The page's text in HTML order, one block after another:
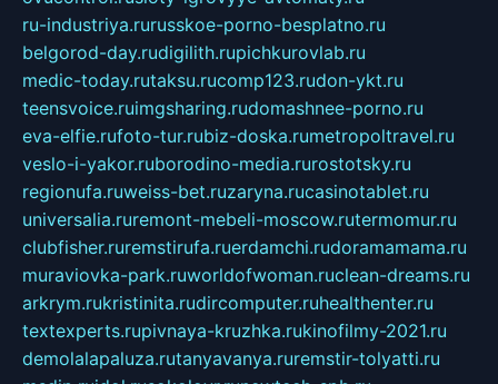
ru-industriya.rurusskoe-porno-besplatno.ru
belgorod-day.rudigilith.rupichkurovlab.ru
medic-today.rutaksu.rucomp123.rudon-ykt.ru
teensvoice.ruimgsharing.rudomashnee-porno.ru
eva-elfie.rufoto-tur.rubiz-doska.rumetropoltravel.ru
veslo-i-yakor.ruborodino-media.rurostotsky.ru
regionufa.ruweiss-bet.ruzaryna.rucasinotablet.ru
universalia.ruremont-mebeli-moscow.rutermomur.ru
clubfisher.ruremstirufa.ruerdamchi.rudoramamama.ru
muraviovka-park.ruworldofwoman.ruclean-dreams.ru
arkrym.rukristinita.rudircomputer.ruhealthenter.ru
textexperts.rupivnaya-kruzhka.rukinofilmy-2021.ru
demolalapaluza.rutanyavanya.ruremstir-tolyatti.ru